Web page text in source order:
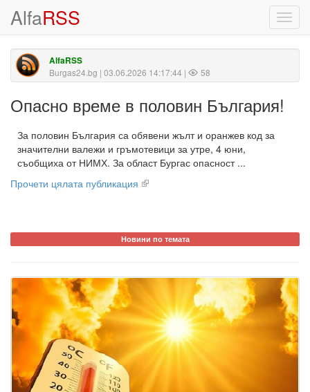
AlfaRSS
AlfaRSS
Burgas24.bg | 03.06.2026 14:17:44 | 58
Опасно време в половин България!
За половин България са обявени жълт и оранжев код за
значителни валежи и гръмотевици за утре, 4 юни,
съобщиха от НИМХ. За област Бургас опасност ...
Прочети цялата публикация
Новини по темата